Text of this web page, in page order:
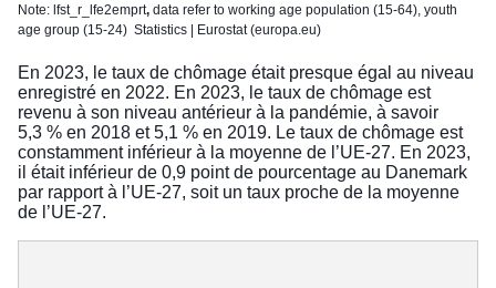
Note: lfst_r_lfe2emprt, data refer to working age population (15-64), youth
age group (15-24) Statistics | Eurostat (europa.eu)
En 2023, le taux de chômage était presque égal au niveau
enregistré en 2022. En 2023, le taux de chômage est
revenu à son niveau antérieur à la pandémie, à savoir
5,3 % en 2018 et 5,1 % en 2019. Le taux de chômage est
constamment inférieur à la moyenne de l’UE-27. En 2023,
il était inférieur de 0,9 point de pourcentage au Danemark
par rapport à l’UE-27, soit un taux proche de la moyenne
de l’UE-27.